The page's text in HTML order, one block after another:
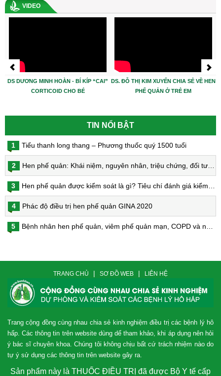
VIDEO
DS DƯƠNG MINH HOÀN - BÍ KÍP “CAI”
CORTICOID CHO BÉ
DS. ĐỖ THỊ KIM XUYẾN CHIA SẺ VỀ HEN
PHẾ QUẢN Ở TRẺ EM
TIN NỔI BẬT
1 Tiểu thanh long thang – Phương thuốc quý 1500 tuổi
2 Hen phế quản: Khái niệm, nguyên nhân, triệu chứng, đối tượng nguy cơ, phòng bệnh, chẩn đoán và điều trị hen phế quản
3 Hen phế quản được kiểm soát là gì? Tiêu chí đánh giá kiểm soát hen
4 Phác độ điều trị hen phế quản GINA 2020
5 Bệnh nhân hen phế quản, viêm phế quản mạn, COPD và nguy cơ nhiễm virus Corona
TRANG CHỦ | SƠ ĐỒ WEB | LIÊN HỆ
Trang cộng đồng cùng nhau chia sẻ kinh nghiệm điều trị các bệnh lý hô
hấp. Các thông tin trên website dùng dể tham khảo, khi áp dụng nên hỏi
ý bác sĩ chuyên khoa. Chúng tôi không chịu bất cứ trách nhiệm nào do
tự ý sử dụng các thông tin trên website gây ra.
Sản phẩm này là THUỐC ĐIỀU TRỊ đã được Bộ Y tế cấp